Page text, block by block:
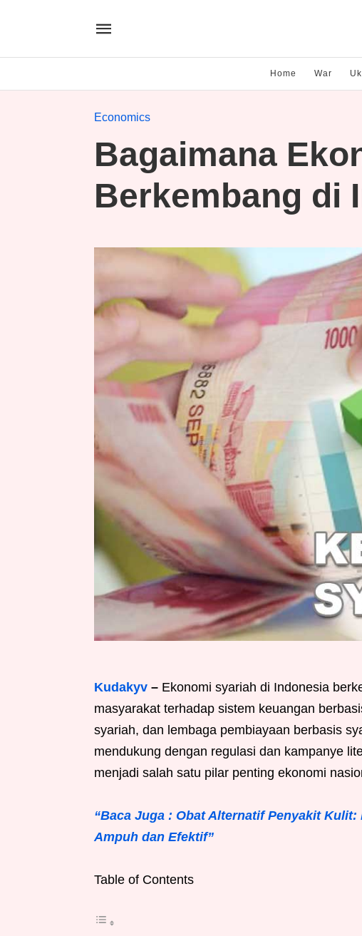
Home War
Economics
Bagaimana
Berkembang di
Kudakyv – Ekonomi syariah di Indonesia
masyarakat terhadap sistem keuangan
syariah, dan lembaga pembiayaan berbasis
mendukung dengan regulasi dan kampanye
menjadi salah satu pilar penting ekonomi
“Baca Juga : Obat Alternatif Penyakit
Ampuh dan Efektif”
Table of Contents